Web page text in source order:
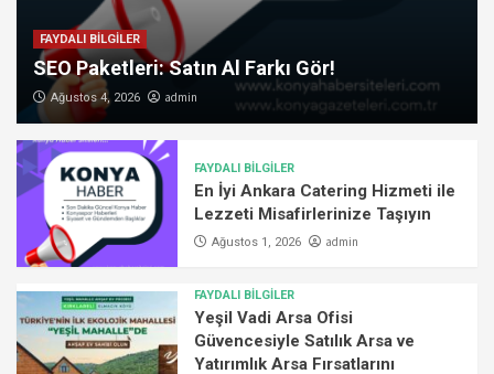
FAYDALI BİLGİLER
SEO Paketleri: Satın Al Farkı Gör!
Ağustos 4, 2026 admin
FAYDALI BİLGİLER
En İyi Ankara Catering Hizmeti ile
Lezzeti Misafirlerinize Taşıyın
Ağustos 1, 2026 admin
FAYDALI BİLGİLER
Yeşil Vadi Arsa Ofisi
Güvencesiyle Satılık Arsa ve
Yatırımlık Arsa Fırsatlarını